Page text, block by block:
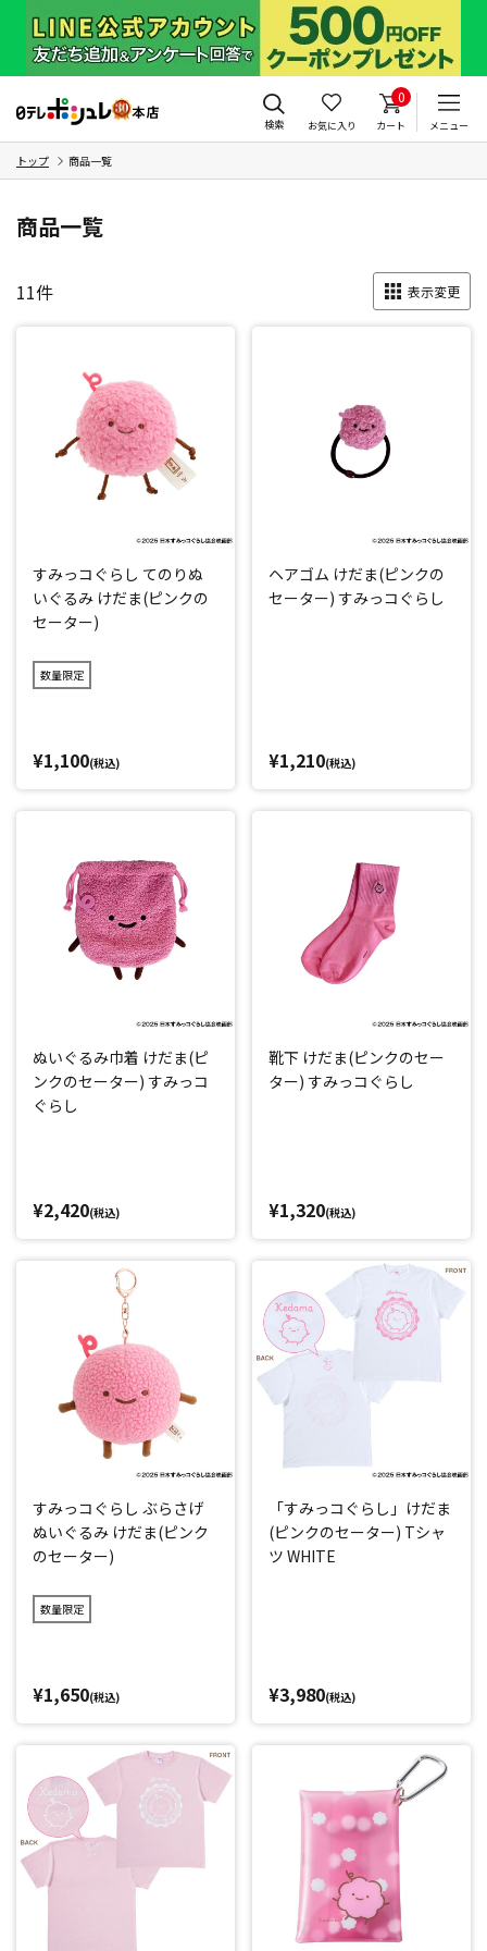
検索 お気に入り
0
カート メニュー
トップ 商品一覧
商品一覧
11件 表示変更
すみっコぐらし てのりぬ
いぐるみ けだま(ピンクの
セーター)
数量限定
¥1,100(税込)
ヘアゴム けだま(ピンクの
セーター) すみっコぐらし
¥1,210(税込)
ぬいぐるみ巾着 けだま(ピ
ンクのセーター) すみっコ
ぐらし
¥2,420(税込)
靴下 けだま(ピンクのセー
ター) すみっコぐらし
¥1,320(税込)
すみっコぐらし ぶらさげ
ぬいぐるみ けだま(ピンク
のセーター)
数量限定
¥1,650(税込)
「すみっコぐらし」けだま
(ピンクのセーター) Tシャ
ツ WHITE
¥3,980(税込)